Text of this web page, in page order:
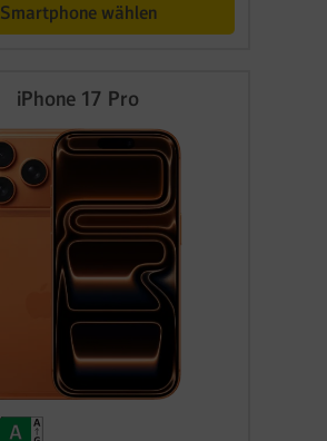
Smartphone wählen
iPhone 17 Pro